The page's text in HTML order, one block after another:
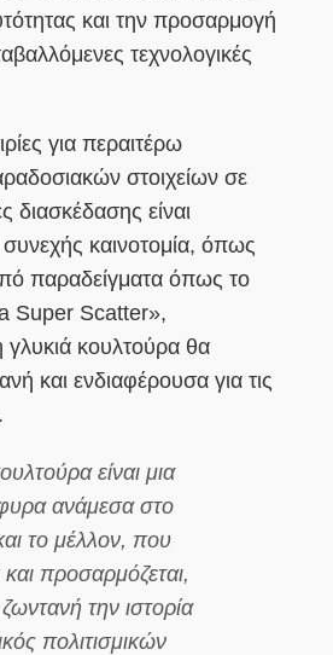
και την προσαρμογή
τεχνολογικές
για περαιτέρω
στοιχείων σε
διασκέδασης είναι
καινοτομία, όπως
παραδείγματα όπως το
Super Scatter»,
γλυκιά κουλτούρα θα
και ενδιαφέρουσα για τις
είναι μια
ανάμεσα στο
το μέλλον, που
και προσαρμόζεται,
την ιστορία
πολιτισμικών